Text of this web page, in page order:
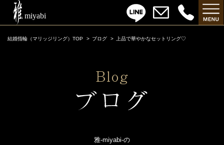
結婚指輪（マリッジリング）TOP ブログ 上品で華やかなセットリング♡
雅-miyabi-の